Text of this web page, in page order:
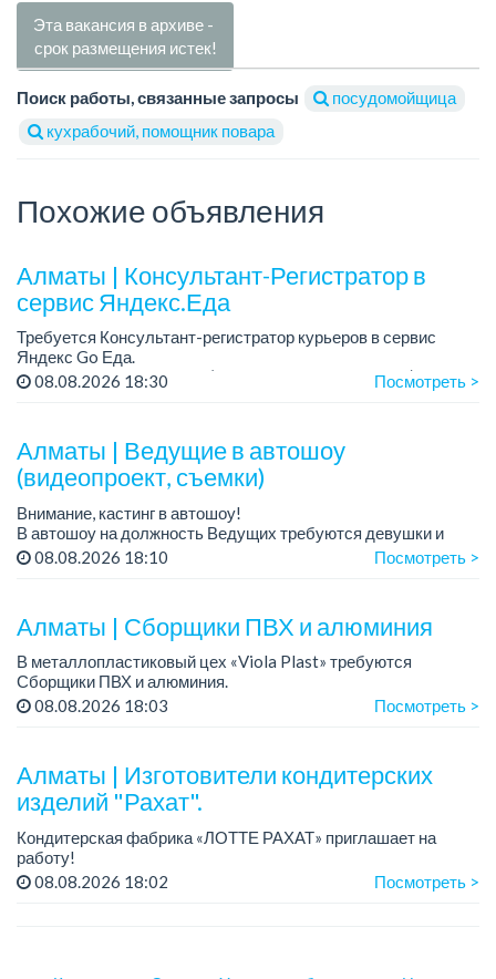
Эта вакансия в архиве -
срок размещения истек!
Поиск работы, связанные запросы
посудомойщица
кухрабочий, помощник повара
Похожие объявления
Алматы | Консультант-Регистратор в
сервис Яндекс.Еда
Требуется Консультант-регистратор курьеров в сервис
Яндекс Go Еда.
Условия: работа в офисе (Абылай хана - Макатаева).
08.08.2026 18:30 Посмотреть >
Алматы | Ведущие в автошоу
(видеопроект, съемки)
Внимание, кастинг в автошоу!
В автошоу на должность Ведущих требуются девушки и
парни. А также авто эксперты и авто перекупы.
08.08.2026 18:10 Посмотреть >
Алматы | Сборщики ПВХ и алюминия
В металлопластиковый цех «Viola Plast» требуются
Сборщики ПВХ и алюминия.
График работы: 5/2, с 08.00 до 17.00.
08.08.2026 18:03 Посмотреть >
Алматы | Изготовители кондитерских
изделий "Рахат".
Кондитерская фабрика «ЛОТТЕ РАХАТ» приглашает на
работу!
График работы: сменный.
08.08.2026 18:02 Посмотреть >